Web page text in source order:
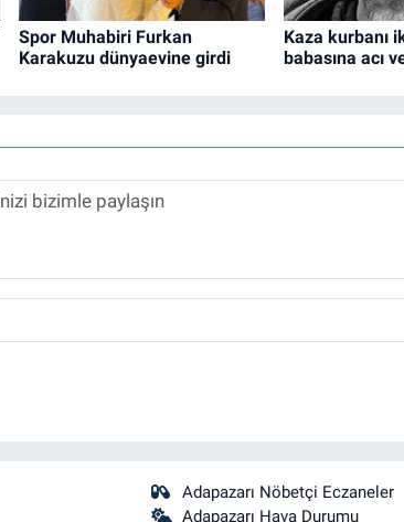
Spor Muhabiri Furkan
Karakuzu dünyaevine girdi
Kaza kurbanı
babasına acı
Adapazarı Nöbetçi Eczaneler
Adapazarı Hava Durumu